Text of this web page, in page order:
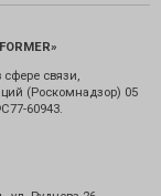
связи,
(Роскомнадзор) 05
60943.